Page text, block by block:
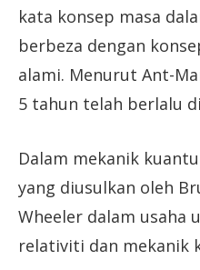
kata konsep masa
berbeza dengan
alami. Menurut Ant-
5 tahun telah berlalu
Dalam mekanik
yang diusulkan oleh
Wheeler dalam usaha
relativiti dan mekanik